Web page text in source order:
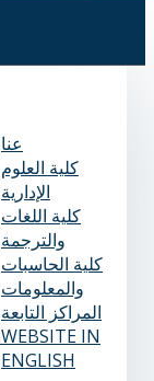
عنا
كلية العلوم
الإدارية
كلية اللغات
والترجمة
كلية الحاسبات
والمعلومات
المراكز التابعة
WEBSITE IN
ENGLISH